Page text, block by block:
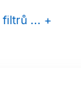
Home office
filtrů … +